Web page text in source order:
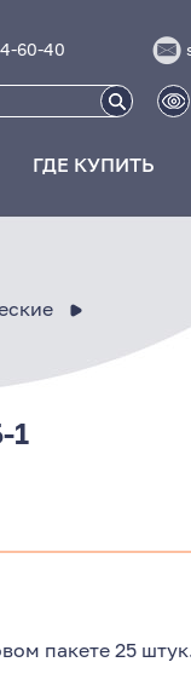
60-40
ГДЕ КУПИТЬ
1
пакете 25